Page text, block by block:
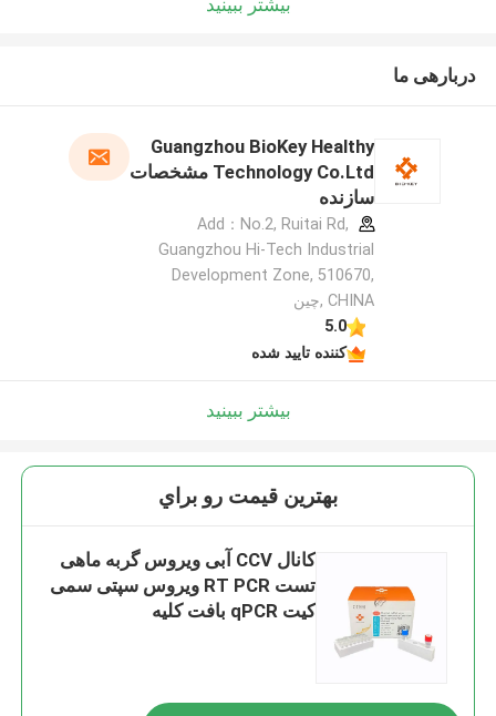
دربارهی ما
Guangzhou BioKey Healthy
Technology Co.Ltd مشخصات
سازنده
Add：No.2, Ruitai Rd,
Guangzhou Hi-Tech Industrial
Development Zone, 510670,
CHINA ,چین
5.0
کننده تایید شده
بیشتر ببینید
بهترين قيمت رو براي
کانال CCV آبی ویروس گربه ماهی
تست RT PCR ویروس سپتی سمی
کیت qPCR بافت کلیه